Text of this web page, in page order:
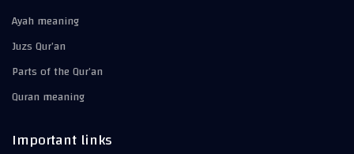
Ayah meaning
Juzs Qur’an
Parts of the Qur’an
Quran meaning
Important links